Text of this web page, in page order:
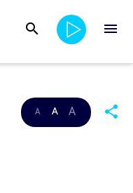
search menu
A A A share